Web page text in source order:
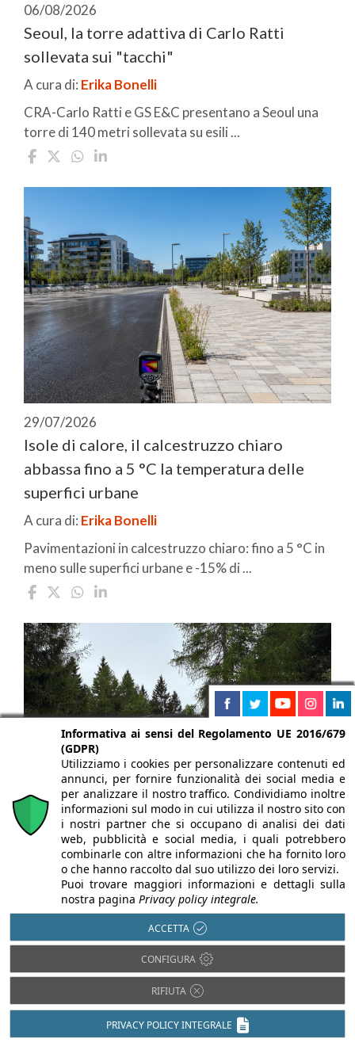
06/08/2026
Seoul, la torre adattiva di Carlo Ratti
sollevata sui "tacchi"
A cura di: Erika Bonelli
CRA-Carlo Ratti e GS E&C presentano a Seoul una
torre di 140 metri sollevata su esili ...
29/07/2026
Isole di calore, il calcestruzzo chiaro
abbassa fino a 5 °C la temperatura delle
superfici urbane
A cura di: Erika Bonelli
Pavimentazioni in calcestruzzo chiaro: fino a 5 °C in
meno sulle superfici urbane e -15% di ...
27/07/2026
Rifugio Loa, completata la ricostruzione in
legno XLAM nel Parco dell'Adamello
Stefania Manfrin
Completata la ricostruzione del Rifugio Loa nel
Parco dell'Adamello: struttura in XLAM, accessibile
e sostenibile.
Informativa ai sensi del Regolamento UE 2016/679
(GDPR)
Utilizziamo i cookies per personalizzare contenuti ed
annunci, per fornire funzionalità dei social media e
per analizzare il nostro traffico. Condividiamo inoltre
informazioni sul modo in cui utilizza il nostro sito con
i nostri partner che si occupano di analisi dei dati
web, pubblicità e social media, i quali potrebbero
combinarle con altre informazioni che ha fornito loro
o che hanno raccolto dal suo utilizzo dei loro servizi.
Puoi trovare maggiori informazioni e dettagli sulla
nostra pagina Privacy policy integrale.
ACCETTA
CONFIGURA
RIFIUTA
PRIVACY POLICY INTEGRALE